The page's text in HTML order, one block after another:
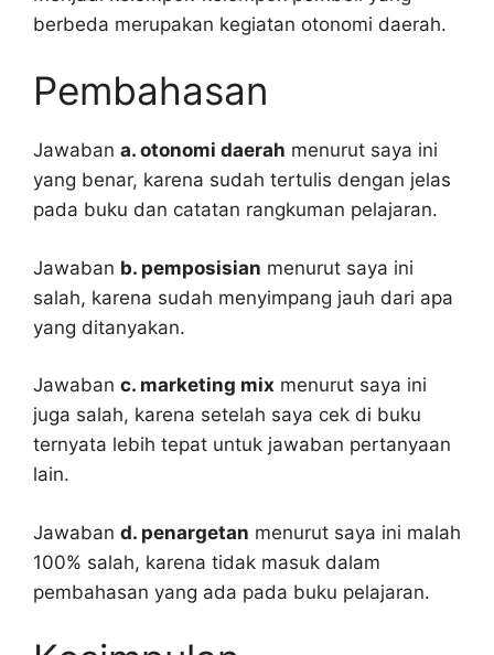
berbeda merupakan kegiatan otonomi daerah.
Pembahasan
Jawaban a. otonomi daerah menurut saya ini
yang benar, karena sudah tertulis dengan jelas
pada buku dan catatan rangkuman pelajaran.
Jawaban b. pemposisian menurut saya ini
salah, karena sudah menyimpang jauh dari apa
yang ditanyakan.
Jawaban c. marketing mix menurut saya ini
juga salah, karena setelah saya cek di buku
ternyata lebih tepat untuk jawaban pertanyaan
lain.
Jawaban d. penargetan menurut saya ini malah
100% salah, karena tidak masuk dalam
pembahasan yang ada pada buku pelajaran.